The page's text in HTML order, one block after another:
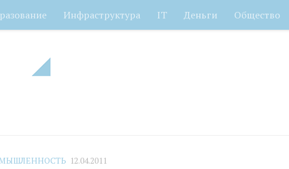
Инфраструктура IT Деньги Общество
12.04.2011